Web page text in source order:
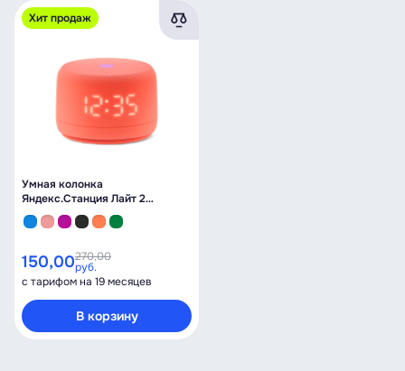
Хит продаж
Умная колонка
Яндекс.Станция Лайт 2
коралловая
150,00270,00
руб.
с тарифом на 19 месяцев
В корзину